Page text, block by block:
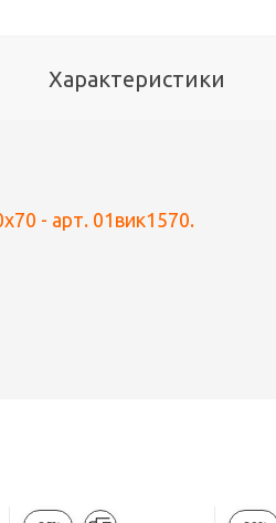
Характеристики
- арт. 01вик1570.